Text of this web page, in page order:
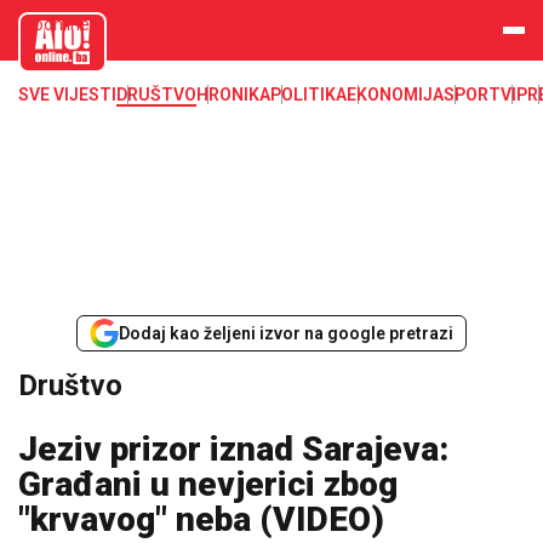
aloonline.b
SVE VIJESTI DRUŠTVOHRONIKAPOLITIKAEKONOMIJASPORTVIP
Dodaj kao željeni izvor na google pretrazi
Društvo
Jeziv prizor iznad Sarajeva:
Građani u nevjerici zbog
"krvavog" neba (VIDEO)